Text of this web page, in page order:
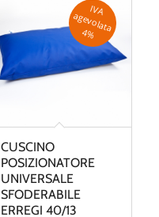
CUSCINO
POSIZIONATORE
UNIVERSALE
SFODERABILE
ERREGI 40/13
IV
A
a
g
e
v
o
la
ta
4
%